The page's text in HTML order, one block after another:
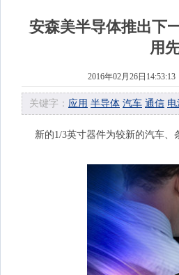
安森美半导体推出下
用
2016年02月26日14:53:13
关键字： 应用 半导体 汽车 通信 电
新的1/3英寸器件为较新的汽车